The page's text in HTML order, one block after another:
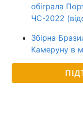
обіграла
ЧС-2022
Збірна
Камеруну в